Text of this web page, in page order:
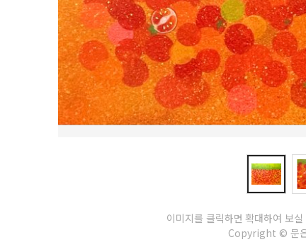
이미지를 클릭하면 확대하여 보
Copyright © 문